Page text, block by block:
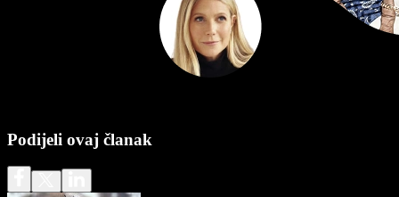
Podijeli ovaj članak